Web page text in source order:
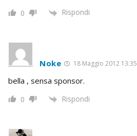
0 Rispondi
Noke 18 Maggio 2012 13:35
bella , sensa sponsor.
0 Rispondi